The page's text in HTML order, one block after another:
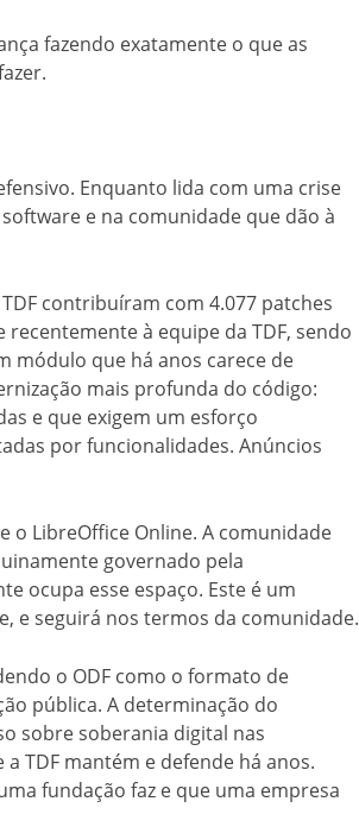
fazendo exatamente o que as
Enquanto lida com uma crise
e na comunidade que dão à
contribuíram com 4.077 patches
à equipe da TDF, sendo
módulo que há anos carece de
mais profunda do código:
e que exigem um esforço
por funcionalidades. Anúncios
o LibreOffice Online. A comunidade
governado pela
ocupa esse espaço. Este é um
e seguirá nos termos da comunidade.
o ODF como o formato de
pública. A determinação do
sobre soberania digital nas
TDF mantém e defende há anos.
fundação faz e que uma empresa